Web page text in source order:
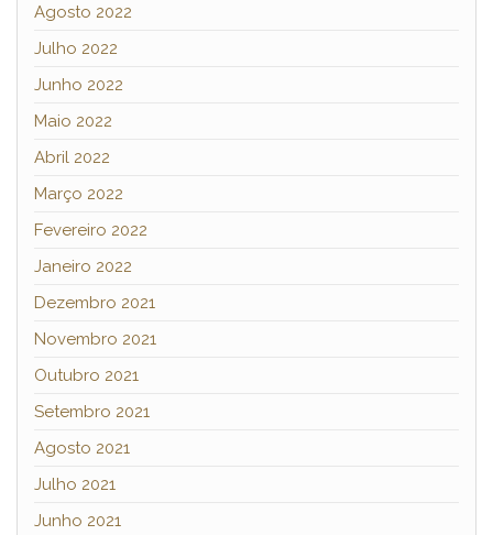
Agosto 2022
Julho 2022
Junho 2022
Maio 2022
Abril 2022
Março 2022
Fevereiro 2022
Janeiro 2022
Dezembro 2021
Novembro 2021
Outubro 2021
Setembro 2021
Agosto 2021
Julho 2021
Junho 2021